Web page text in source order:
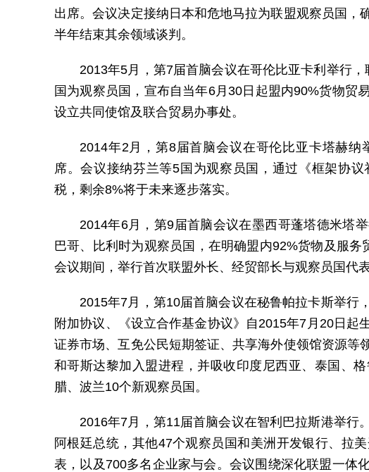
出席。会议决定接纳日本和危地马拉为联盟观察员国
半年结束其余领域谈判。
2013年5月，第7届首脑会议在哥伦比亚卡利举行
国为观察员国，宣布自当年6月30日起盟内90%货物贸
设立共同使馆及联合贸易办事处。
2014年2月，第8届首脑会议在哥伦比亚卡塔赫
席。会议接纳芬兰等5国为观察员国，通过《框架协
税，剩余8%将于未来逐步落实。
2014年6月，第9届首脑会议在墨西哥蓬塔德米塔
巴哥、比利时为观察员国，在明确盟内92%货物及服务
会议期间，举行首次联盟外长、经贸部长与观察员国代表
2015年7月，第10届首脑会议在秘鲁帕拉卡斯举行
附加协议、《设立合作基金协议》自2015年7月20日
证券市场、互免公民短期签证、共享海外使领馆资源等
和哥斯达黎加入盟进程，并吸收印度尼西亚、泰国、
腊、波兰10个新观察员国。
2016年7月，第11届首脑会议在智利巴拉斯港举行
阿根廷总统，其他47个观察员国和美洲开发银行、拉
表，以及700多名企业家与会。会议围绕深化联盟一体